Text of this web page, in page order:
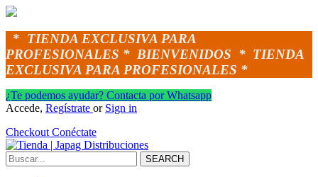
* TIENDA EXCLUSIVA PARA
PROFESIONALES * BIENVENIDOS * TIENDA
EXCLUSIVA PARA PROFESIONALES *
¿Te podemos ayudar? Contacta por Whatsapp
Accede, Regístrate or Sign in
Checkout Conéctate
SEARCH